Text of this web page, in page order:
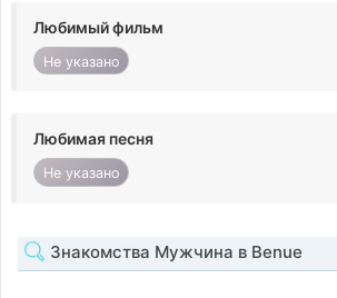
Любимый фильм
Не указано
Любимая песня
Не указано
Знакомства Мужчина в Benue